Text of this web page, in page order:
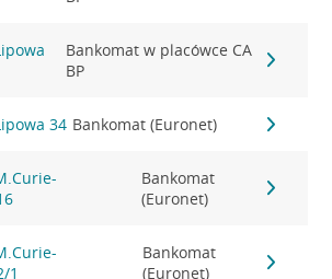
Bankomat w placówce CA
BP
34 Bankomat (Euronet)
Bankomat
(Euronet)
1
Bankomat
(Euronet)